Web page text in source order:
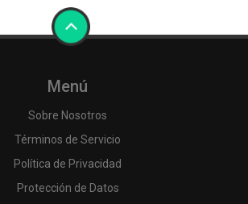
Menú
Sobre Nosotros
Términos de Servicio
Política de Privacidad
Protección de Datos